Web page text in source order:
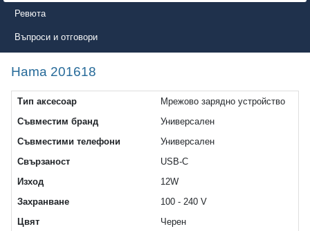
Ревюта
Въпроси и отговори
Hama 201618
Тип аксесоар
Мрежово зарядно устройство
Съвместим бранд
Универсален
Съвместими телефони
Универсален
Свързаност
USB-C
Изход
12W
Захранване
100 - 240 V
Цвят
Черен